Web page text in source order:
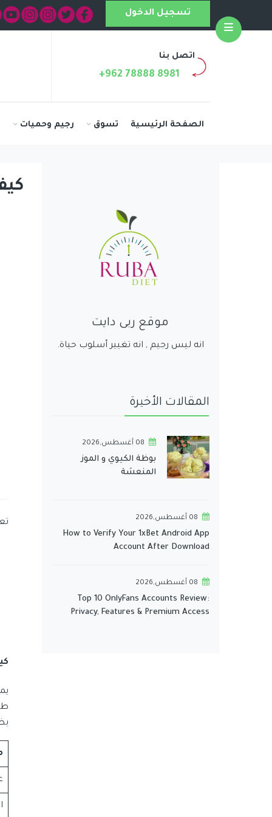
تسجيل الدخول
اتصل بنا
+962 78888 8981
الصفحة الرئيسية تسوق رجيم وحميات
موقع ربى دايت
انه ليس رجيم , انه تغيير أسلوب حياة.
المقالات الأخيرة
08 أغسطس,2026
بوظة الكيوي و الموز
المنعشة
08 أغسطس,2026
How to Verify Your 1xBet Android App
Account After Download
08 أغسطس,2026
Top 10 OnlyFans Accounts Review:
Privacy, Features & Premium Access